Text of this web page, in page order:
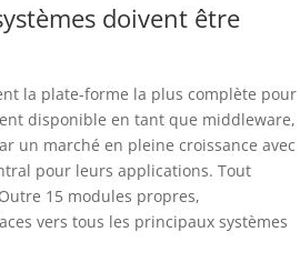
doivent être
la plate-forme la plus complète pour
disponible en tant que middleware,
un marché en pleine croissance avec
pour leurs applications. Tout
Outre 15 modules propres,
vers tous les principaux systèmes